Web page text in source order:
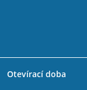
Otevírací doba